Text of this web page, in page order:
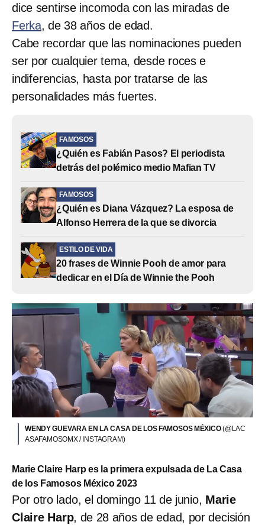
dice sentirse incomoda con las miradas de
Ferka, de 38 años de edad.
Cabe recordar que las nominaciones pueden
ser por cualquier tema, desde roces e
indiferencias, hasta por tratarse de las
personalidades más fuertes.
FAMOSOS
¿Quién es Fabián Pasos? El periodista
detrás del polémico medio Mafian TV
FAMOSOS
¿Quién es Diana Vázquez? La esposa de
Alfonso Herrera de la que se divorcia
ESTILO DE VIDA
20 frases de Winnie Pooh de amor para
dedicar en el Día de Winnie the Pooh
WENDY GUEVARA EN LA CASA DE LOS FAMOSOS MÉXICO(@LAC
ASAFAMOSOMX / INSTAGRAM)
Marie Claire Harp es la primera expulsada de La Casa
de los Famosos México 2023
Por otro lado, el domingo 11 de junio, Marie
Claire Harp, de 28 años de edad, por decisión